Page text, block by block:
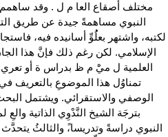
مختلف أصقاع العا م ل . وقد
النبوي مساهمةً جيدة عن طريق
لكتبه، واشتهر بعلُُوِّ أسانيده فيه،
الإسلامي. لكن رغم ذلك فإنَّ هذا
العلمية ل ميَْ م ظ بدراس ة أو
تمناوُل هذا الموضوعِ بالتعريف
الوصفي والاستقرائي. ويشتمل
بترجَة الشيخ النَّدْوِي الذاتية والعِ
النبوي دراسةً وتدريسا،ً والثالثُ